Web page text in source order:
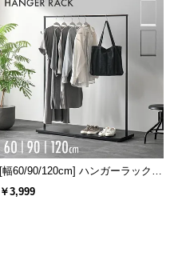
[幅60/90/120cm] ハンガーラック
スチール 4段階高さ調節 サイドフ
￥3,999